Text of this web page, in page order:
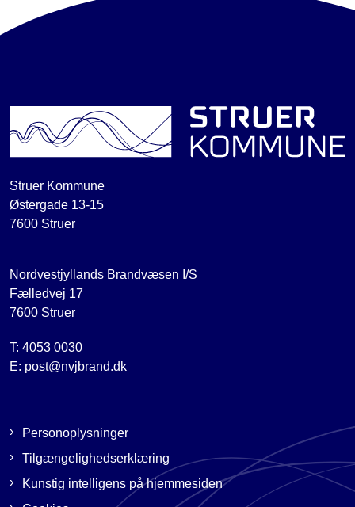
Struer Kommune
Østergade 13-15
7600 Struer
Nordvestjyllands Brandvæsen I/S
Fælledvej 17
7600 Struer
T: 4053 0030
E: post@nvjbrand.dk
Personoplysninger
Tilgængelighedserklæring
Kunstig intelligens på hjemmesiden